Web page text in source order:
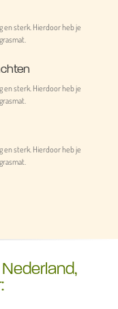
en sterk. Hierdoor heb je
en sterk. Hierdoor heb je
en sterk. Hierdoor heb je